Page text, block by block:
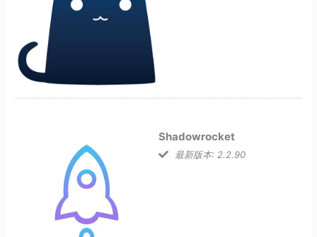
Shadowrocket
最新版本: 2.2.90